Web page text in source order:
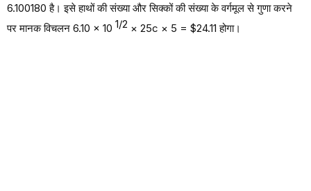
6.100180 है। इसे हाथों की संख्या और सिक्कों की संख्या के वर्गमूल से गुणा करने
पर मानक विचलन 6.10 × 10 1/2 × 25c × 5 = $24.11 होगा।